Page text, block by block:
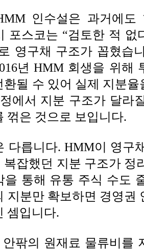
인수설은 과거에도
포스코는 “검토한 적 없
영구채 구조가 꼽혔습
년 HMM 회생을 위해
환될 수 있어 실제 지분
에서 지분 구조가 달라
꺾은 것으로 보입니다.
다릅니다. HMM이 영구
복잡했던 지분 구조가 정
을 통해 유통 주식 수도
지분만 확보하면 경영권
셈입니다.
팎의 원재료 물류비를